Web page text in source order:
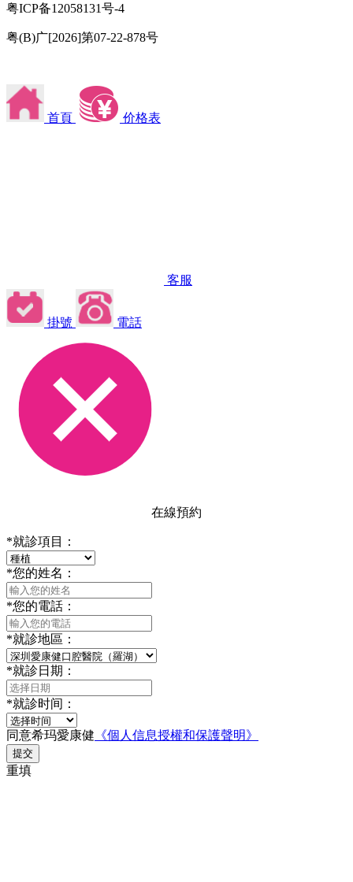
粤ICP备12058131号-4
粤(B)广[2026]第07-22-878号
首頁 价格表
客服
掛號 電話
在線預約
*就診項目：
*您的姓名：
*您的電話：
*就診地區：
*就診日期：
*就診时间：
同意希玛愛康健 《個人信息授權和保護聲明》
提交
重填